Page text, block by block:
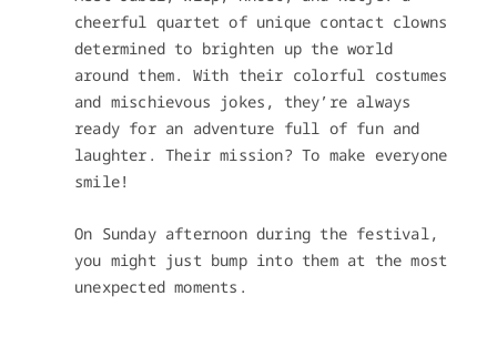
cheerful quartet of unique contact clowns
determined to brighten up the world
around them. With their colorful costumes
and mischievous jokes, they’re always
ready for an adventure full of fun and
laughter. Their mission? To make everyone
smile!
On Sunday afternoon during the festival,
you might just bump into them at the most
unexpected moments.